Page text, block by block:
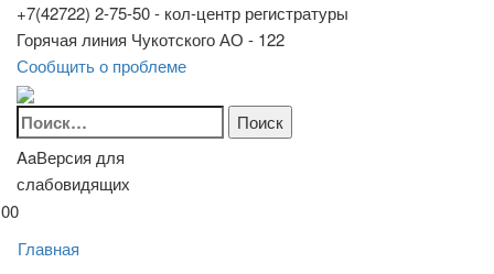
+7(42722) 2-75-50 - кол-центр регистратуры
Горячая линия Чукотского АО - 122
Сообщить о проблеме
Найти:
AaВерсия для
слабовидящих
00
Главная